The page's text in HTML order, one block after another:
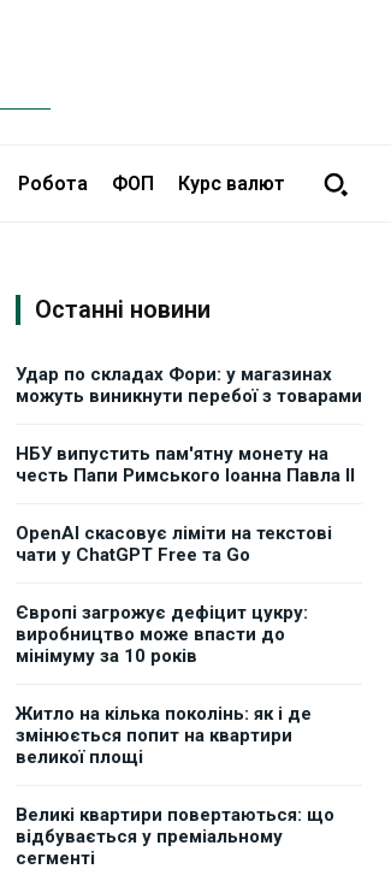
Робота ФОП Курс валют
Останні новини
Удар по складах Фори: у магазинах
можуть виникнути перебої з товарами
НБУ випустить пам'ятну монету на
честь Папи Римського Іоанна Павла II
OpenAI скасовує ліміти на текстові
чати у ChatGPT Free та Go
Європі загрожує дефіцит цукру:
виробництво може впасти до
мінімуму за 10 років
Житло на кілька поколінь: як і де
змінюється попит на квартири
великої площі
Великі квартири повертаються: що
відбувається у преміальному
сегменті